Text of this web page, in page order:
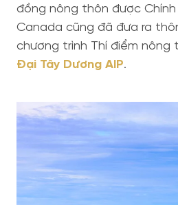
đồng nông thôn được
Canada cũng đã đưa ra
chương trình Thí điểm nông
Đại Tây Dương AIP.